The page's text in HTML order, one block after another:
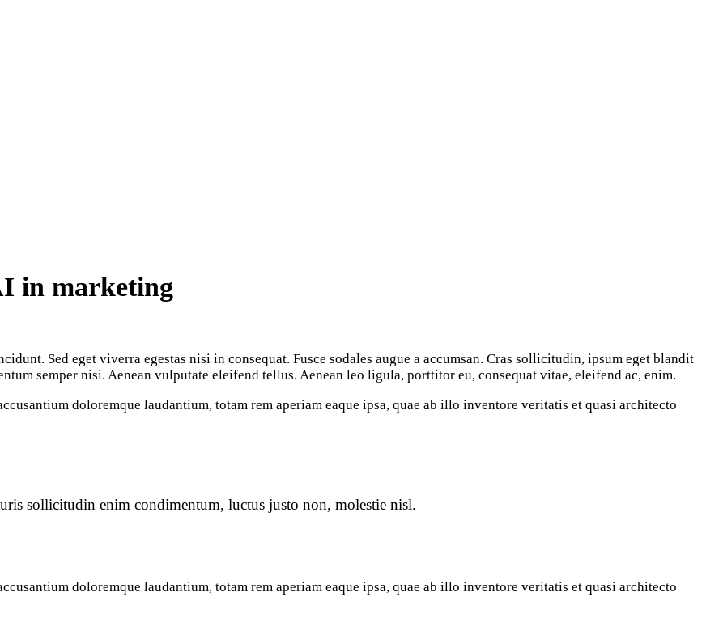
in marketing
semper nisi. Aenean vulputate eleifend tellus. Aenean leo ligula, porttitor eu, consequat vitae, eleifend ac, enim.
doloremque laudantium, totam rem aperiam eaque ipsa, quae ab illo inventore veritatis et quasi architecto
sollicitudin enim condimentum, luctus justo non, molestie nisl.
doloremque laudantium, totam rem aperiam eaque ipsa, quae ab illo inventore veritatis et quasi architecto